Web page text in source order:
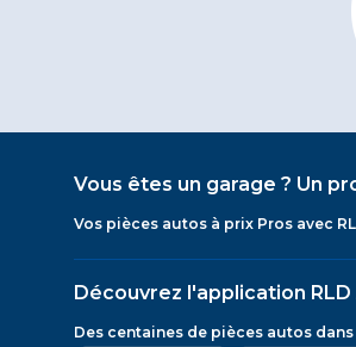
Vous êtes un garage ? Un
Vos pièces autos à prix Pros avec
Découvrez l'application RLD
Des centaines de pièces autos